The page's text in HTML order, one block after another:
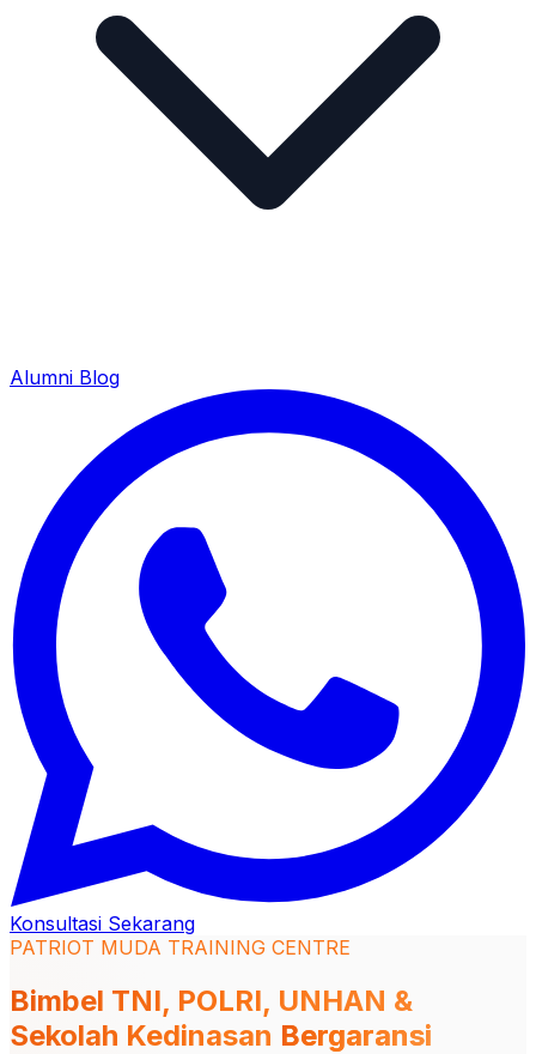
Alumni Blog
Konsultasi Sekarang
PATRIOT MUDA TRAINING CENTRE
Bimbel TNI, POLRI, UNHAN &
Sekolah Kedinasan Bergaransi